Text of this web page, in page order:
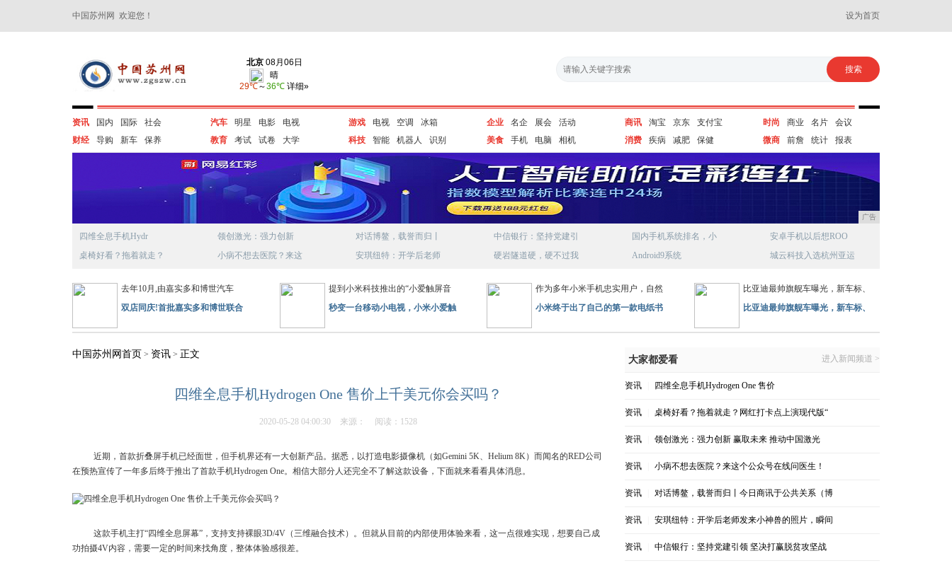
中国苏州网 欢迎您！ 设为首页
资讯 国内 国际
社会
财经
导购 新车 保养
汽车 明星 电影
电视
教育
考试 试卷 大学
游戏 电视 空调
冰箱
科技
智能 机器人 识别
企业 名企 展会
活动
美食
手机 电脑 相机
商讯 淘宝 京东
支付宝
消费
疾病 减肥 保健
时尚 商业 名片
会议
微商
前詹 统计 报表
广告
四维全息手机Hydr
桌椅好看？拖着就走？
领创激光：强力创新
小病不想去医院？来这
对话博鳌，载誉而归丨
安琪纽特：开学后老师
中信银行：坚持党建引
硬岩隧道硬，硬不过我
国内手机系统排名，小
Android9系统
安卓手机以后想ROO
城云科技入选杭州亚运
去年10月,由嘉实多和博世汽车
双店同庆!首批嘉实多和博世联合
提到小米科技推出的“小爱触屏音
秒变一台移动小电视，小米小爱触
作为多年小米手机忠实用户，自然
小米终于出了自己的第一款电纸书
比亚迪最帅旗舰车曝光，新车标、
比亚迪最帅旗舰车曝光，新车标、
中国苏州网首页 > 资讯 > 正文
四维全息手机Hydrogen One 售价上千美元你会买吗？
2020-05-28 04:00:30 来源： 阅读：1528
近期，首款折叠屏手机已经面世，但手机界还有一大创新产品。据悉，以打造电影摄像机（如Gemini 5K、Helium 8K）而闻名的RED公司
在预热宣传了一年多后终于推出了首款手机Hydrogen One。相信大部分人还完全不了解这款设备，下面就来看看具体消息。
这款手机主打“四维全息屏幕”，支持支持裸眼3D/4V（三维融合技术）。但就从目前的内部使用体验来看，这一点很难实现，想要自己成
功拍摄4V内容，需要一定的时间来找角度，整体体验感很差。
大家都爱看 进入新闻频道 >
资讯 四维全息手机Hydrogen One 售价
资讯 桌椅好看？拖着就走？网红打卡点上演现代版“
资讯 领创激光：强力创新 赢取未来 推动中国激光
资讯 小病不想去医院？来这个公众号在线问医生！
资讯 对话博鳌，载誉而归丨今日商讯于公共关系（博
资讯 安琪纽特：开学后老师发来小神兽的照片，瞬间
资讯 中信银行：坚持党建引领 坚决打赢脱贫攻坚战